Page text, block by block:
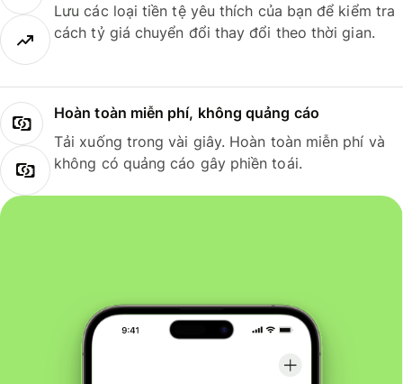
Lưu các loại tiền tệ yêu thích của bạn để kiểm tra
cách tỷ giá chuyển đổi thay đổi theo thời gian.
Hoàn toàn miễn phí, không quảng cáo
Tải xuống trong vài giây. Hoàn toàn miễn phí và
không có quảng cáo gây phiền toái.